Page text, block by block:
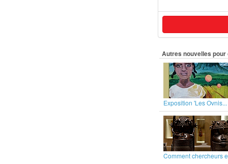
Autres nouvelles
Exposition 'Les Ovnis...
Comment chercheurs